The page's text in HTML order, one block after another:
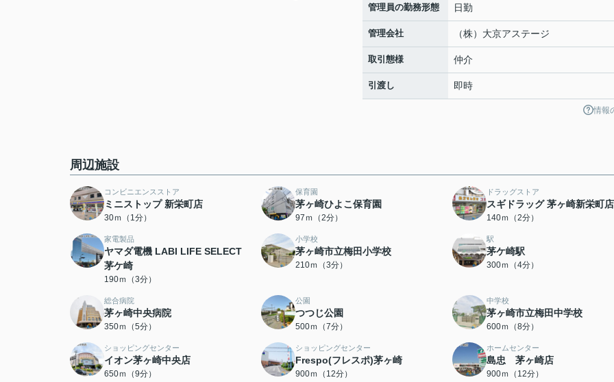
管理員の勤務形態 日勤
管理会社 （株）大京アステージ
取引態様 仲介
引渡し 即時
情報
周辺施設
コンビニエンスストア
ミニストップ 新栄町店
30ｍ（1分）
保育園
茅ヶ崎ひよこ保育園
97ｍ（2分）
ドラッグストア
スギドラッグ 茅ヶ崎新栄町店
140ｍ（2分）
家電製品
ヤマダ電機 LABI LIFE SELECT
茅ケ崎
190ｍ（3分）
小学校
茅ヶ崎市立梅田小学校
210ｍ（3分）
駅
茅ケ崎駅
300ｍ（4分）
総合病院
茅ヶ崎中央病院
350ｍ（5分）
公園
つつじ公園
500ｍ（7分）
中学校
茅ヶ崎市立梅田中学校
600ｍ（8分）
ショッピングセンター
イオン茅ヶ崎中央店
650ｍ（9分）
ショッピングセンター
Frespo(フレスポ)茅ヶ崎
900ｍ（12分）
ホームセンター
島忠 茅ヶ崎店
900ｍ（12分）